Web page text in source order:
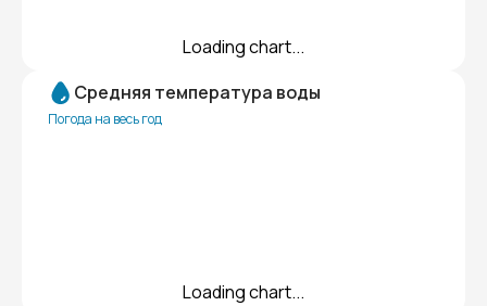
Loading chart...
Средняя температура воды
Погода на весь год
Loading chart...